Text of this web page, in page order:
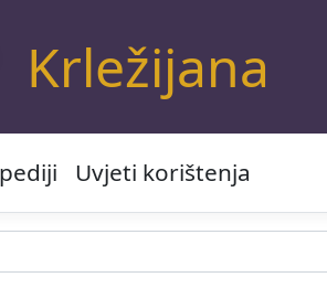
Krležijana
Uvjeti korištenja